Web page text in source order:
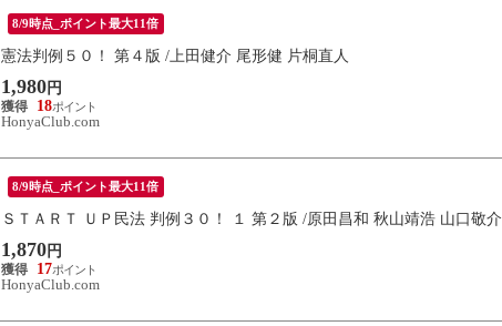
8/9時点_ポイント最大11倍
憲法判例５０！ 第４版 /上田健介 尾形健 片桐直人
1,980 円
18
HonyaClub.com
8/9時点_ポイント最大11倍
ＳＴＡＲＴ ＵＰ民法 判例３０！ １ 第２版 /原田昌和 秋山靖浩 山口敬介
1,870 円
17
HonyaClub.com